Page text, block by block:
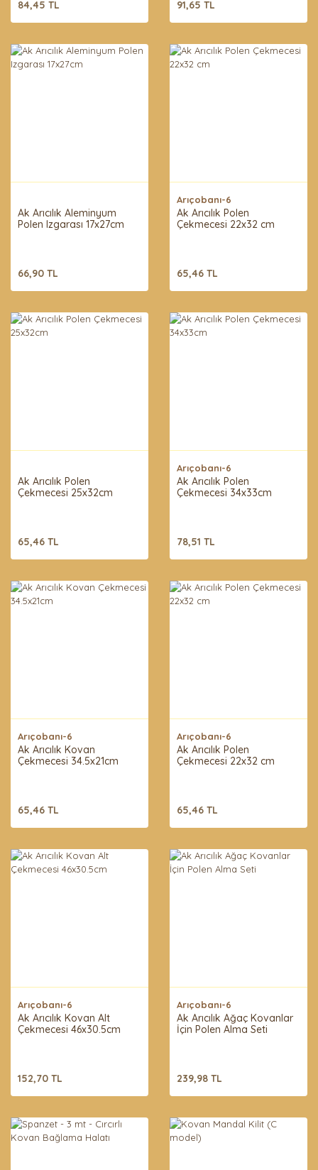
84,45 TL 91,65 TL
Ak Arıcılık Aleminyum
Polen Izgarası 17x27cm
66,90 TL
Arıçobanı-6
Ak Arıcılık Polen
Çekmecesi 22x32 cm
65,46 TL
Ak Arıcılık Polen
Çekmecesi 25x32cm
65,46 TL
Arıçobanı-6
Ak Arıcılık Polen
Çekmecesi 34x33cm
78,51 TL
Arıçobanı-6
Ak Arıcılık Kovan
Çekmecesi 34.5x21cm
65,46 TL
Arıçobanı-6
Ak Arıcılık Polen
Çekmecesi 22x32 cm
65,46 TL
Arıçobanı-6
Ak Arıcılık Kovan Alt
Çekmecesi 46x30.5cm
152,70 TL
Arıçobanı-6
Ak Arıcılık Ağaç Kovanlar
İçin Polen Alma Seti
239,98 TL